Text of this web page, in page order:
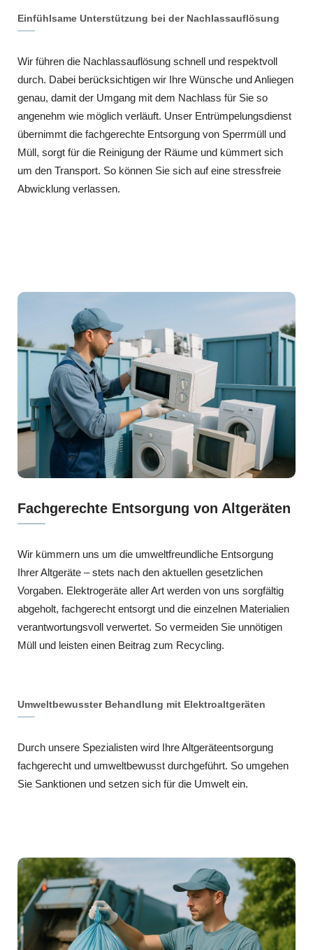
Einfühlsame Unterstützung bei der Nachlassauflösung
Wir führen die Nachlassauflösung schnell und respektvoll
durch. Dabei berücksichtigen wir Ihre Wünsche und Anliegen
genau, damit der Umgang mit dem Nachlass für Sie so
angenehm wie möglich verläuft. Unser Entrümpelungsdienst
übernimmt die fachgerechte Entsorgung von Sperrmüll und
Müll, sorgt für die Reinigung der Räume und kümmert sich
um den Transport. So können Sie sich auf eine stressfreie
Abwicklung verlassen.
Fachgerechte Entsorgung von Altgeräten
Wir kümmern uns um die umweltfreundliche Entsorgung
Ihrer Altgeräte – stets nach den aktuellen gesetzlichen
Vorgaben. Elektrogeräte aller Art werden von uns sorgfältig
abgeholt, fachgerecht entsorgt und die einzelnen Materialien
verantwortungsvoll verwertet. So vermeiden Sie unnötigen
Müll und leisten einen Beitrag zum Recycling.
Umweltbewusster Behandlung mit Elektroaltgeräten
Durch unsere Spezialisten wird Ihre Altgeräteentsorgung
fachgerecht und umweltbewusst durchgeführt. So umgehen
Sie Sanktionen und setzen sich für die Umwelt ein.